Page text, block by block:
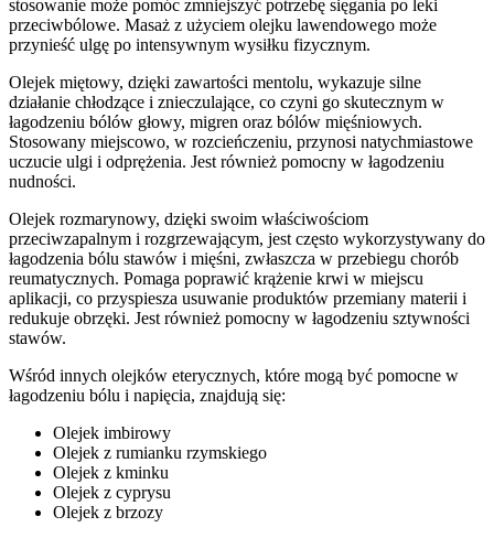
stosowanie może pomóc zmniejszyć potrzebę sięgania po leki
przeciwbólowe. Masaż z użyciem olejku lawendowego może
przynieść ulgę po intensywnym wysiłku fizycznym.
Olejek miętowy, dzięki zawartości mentolu, wykazuje silne
działanie chłodzące i znieczulające, co czyni go skutecznym w
łagodzeniu bólów głowy, migren oraz bólów mięśniowych.
Stosowany miejscowo, w rozcieńczeniu, przynosi natychmiastowe
uczucie ulgi i odprężenia. Jest również pomocny w łagodzeniu
nudności.
Olejek rozmarynowy, dzięki swoim właściwościom
przeciwzapalnym i rozgrzewającym, jest często wykorzystywany do
łagodzenia bólu stawów i mięśni, zwłaszcza w przebiegu chorób
reumatycznych. Pomaga poprawić krążenie krwi w miejscu
aplikacji, co przyspiesza usuwanie produktów przemiany materii i
redukuje obrzęki. Jest również pomocny w łagodzeniu sztywności
stawów.
Wśród innych olejków eterycznych, które mogą być pomocne w
łagodzeniu bólu i napięcia, znajdują się:
Olejek imbirowy
Olejek z rumianku rzymskiego
Olejek z kminku
Olejek z cyprysu
Olejek z brzozy